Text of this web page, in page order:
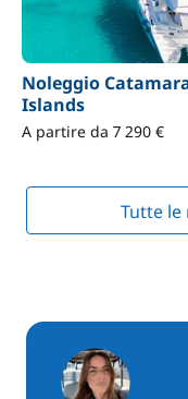
Noleggio
Islands
A partire da 7 290 €
Tutte